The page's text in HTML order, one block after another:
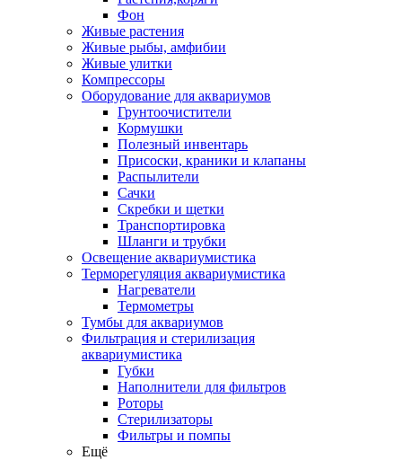
Фон
Живые растения
Живые рыбы, амфибии
Живые улитки
Компрессоры
Оборудование для аквариумов
Грунтоочистители
Кормушки
Полезный инвентарь
Присоски, краники и клапаны
Распылители
Сачки
Скребки и щетки
Транспортировка
Шланги и трубки
Освещение аквариумистика
Терморегуляция аквариумистика
Нагреватели
Термометры
Тумбы для аквариумов
Фильтрация и стерилизация
аквариумистика
Губки
Наполнители для фильтров
Роторы
Стерилизаторы
Фильтры и помпы
Ещё